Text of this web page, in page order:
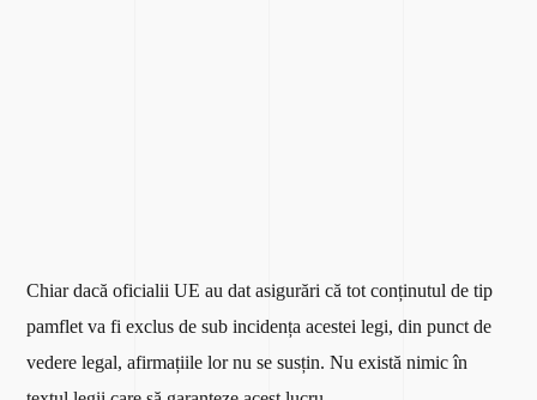
Chiar dacă oficialii UE au dat asigurări că tot conținutul de tip
pamflet va fi exclus de sub incidența acestei legi, din punct de
vedere legal, afirmațiile lor nu se susțin. Nu există nimic în